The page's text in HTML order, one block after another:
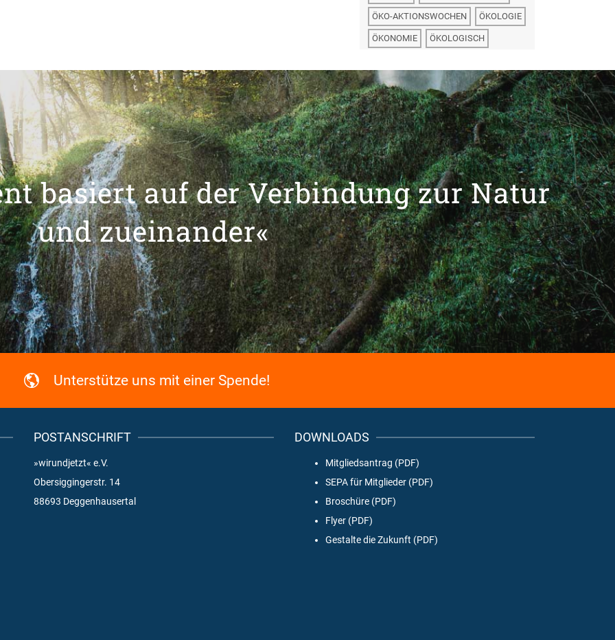
ÖKO-AKTIONSWOCHEN ÖKOLOGIE
ÖKONOMIE ÖKOLOGISCH
basiert auf der Verbindung zur Natur
und zueinander«
Unterstütze uns mit einer Spende!
POSTANSCHRIFT
»wirundjetzt« e.V.
Obersiggingerstr. 14
88693 Deggenhausertal
DOWNLOADS
Mitgliedsantrag (PDF)
SEPA für Mitglieder (PDF)
Broschüre (PDF)
Flyer (PDF)
Gestalte die Zukunft (PDF)